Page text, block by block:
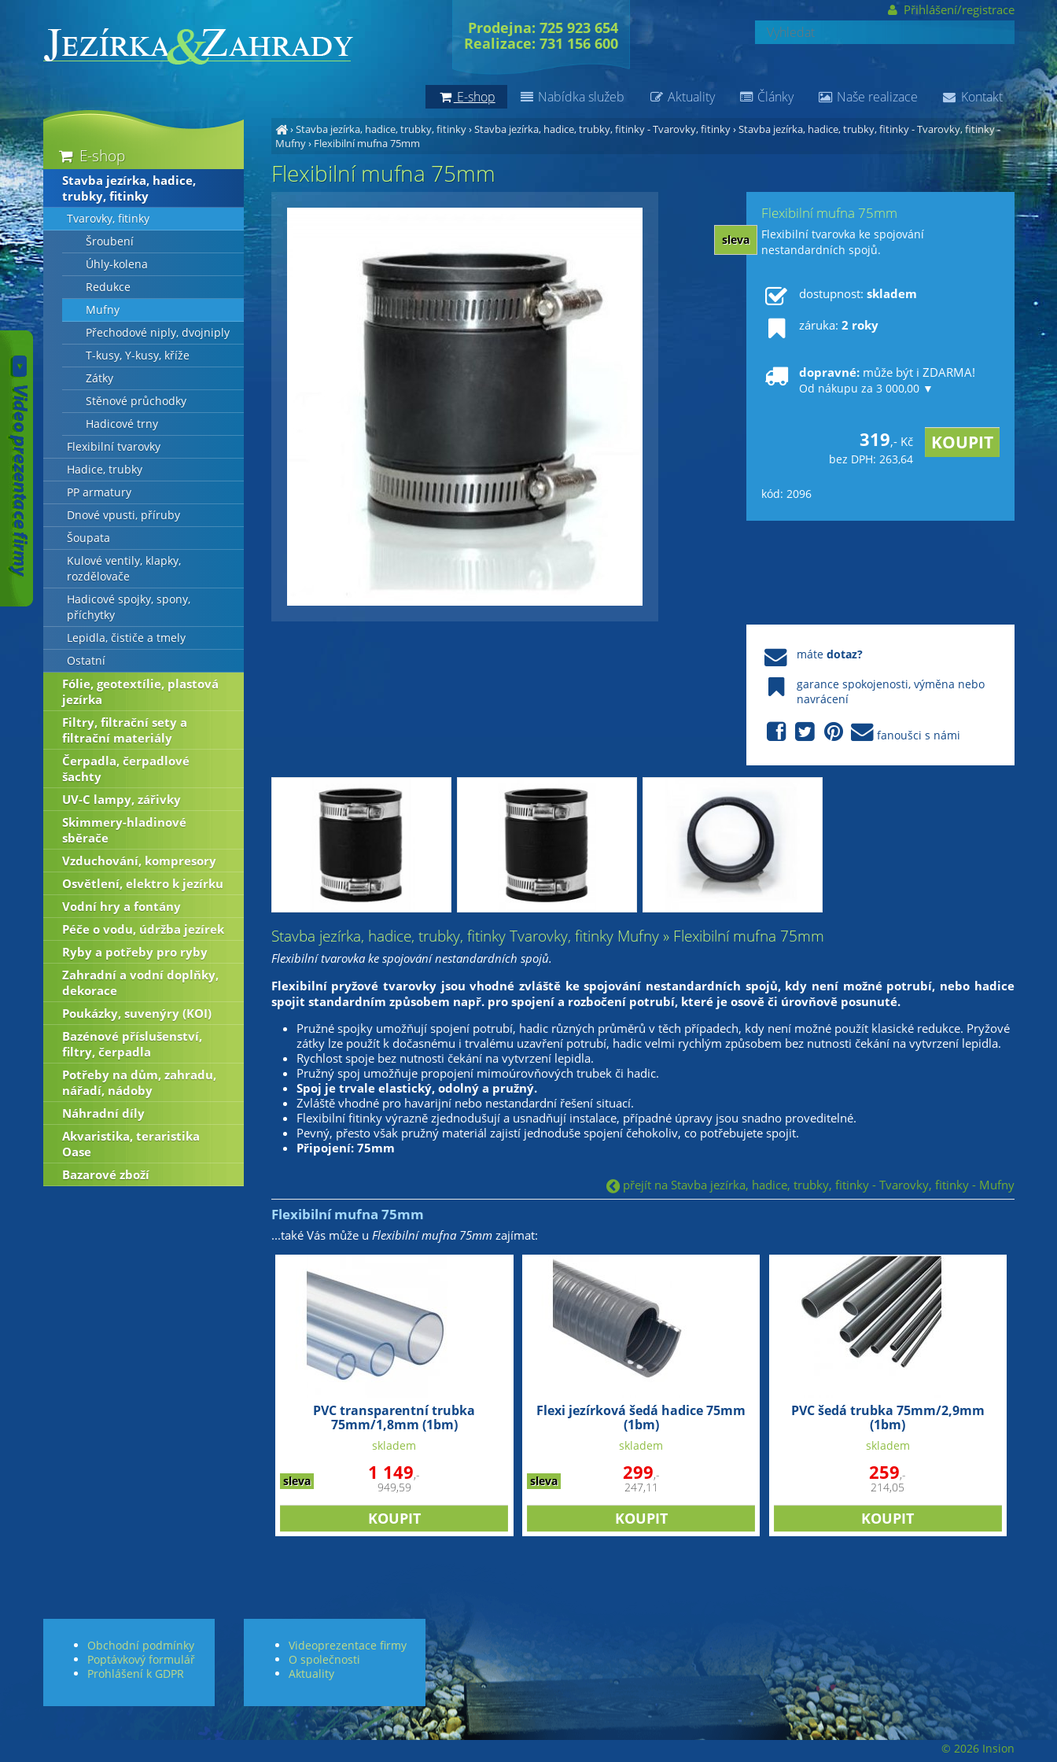
›Stavba jezírka, hadice, trubky, fitinky›Stavba jezírka, hadice, trubky, fitinky - Tvarovky, fitinky›Stavba jezírka, hadice, trubky, fitinky - Tvarovky, fitinky -
Mufny› Flexibilní mufna 75mm
Flexibilní mufna 75mm
Flexibilní mufna 75mm
Flexibilní tvarovka ke spojování
nestandardních spojů.
sleva
dostupnost: skladem
záruka: 2 roky
dopravné: může být i ZDARMA!
Od nákupu za 3 000,00 ▼
319,- Kč
bez DPH: 263,64
kód: 2096
mátedotaz?
garance spokojenosti, výměna nebo
navrácení
fanoušci s námi
Stavba jezírka, hadice, trubky, fitinky Tvarovky, fitinky Mufny » Flexibilní mufna 75mm
Flexibilní tvarovka ke spojování nestandardních spojů.
Flexibilní pryžové tvarovky jsou vhodné zvláště ke spojování nestandardních spojů, kdy není možné potrubí, nebo hadice
spojit standardním způsobem např. pro spojení a rozbočení potrubí, které je osově či úrovňově posunuté.
Pružné spojky umožňují spojení potrubí, hadic různých průměrů v těch případech, kdy není možné použít klasické redukce. Pryžové
zátky lze použít k dočasnému i trvalému uzavření potrubí, hadic velmi rychlým způsobem bez nutnosti čekání na vytvrzení lepidla.
Rychlost spoje bez nutnosti čekání na vytvrzení lepidla.
Pružný spoj umožňuje propojení mimoúrovňových trubek či hadic.
Spoj je trvale elastický, odolný a pružný.
Zvláště vhodné pro havarijní nebo nestandardní řešení situací.
Flexibilní fitinky výrazně zjednodušují a usnadňují instalace, případné úpravy jsou snadno proveditelné.
Pevný, přesto však pružný materiál zajistí jednoduše spojení čehokoliv, co potřebujete spojit.
Připojení: 75mm
přejít na Stavba jezírka, hadice, trubky, fitinky - Tvarovky, fitinky - Mufny
Flexibilní mufna 75mm
...také Vás může u Flexibilní mufna 75mmzajímat:
PVC transparentní trubka
75mm/1,8mm (1bm)
sleva
skladem
1 149,-
949,59
Flexi jezírková šedá hadice 75mm
(1bm)
sleva
skladem
299,-
247,11
PVC šedá trubka 75mm/2,9mm
(1bm)
skladem
259,-
214,05
E-shop
Stavba jezírka, hadice,
trubky, fitinky
Tvarovky, fitinky
Šroubení
Úhly-kolena
Redukce
Mufny
Přechodové niply, dvojniply
T-kusy, Y-kusy, kříže
Zátky
Stěnové průchodky
Hadicové trny
Flexibilní tvarovky
Hadice, trubky
PP armatury
Dnové vpusti, příruby
Šoupata
Kulové ventily, klapky,
rozdělovače
Hadicové spojky, spony,
příchytky
Lepidla, čističe a tmely
Ostatní
Fólie, geotextílie, plastová
jezírka
Filtry, filtrační sety a
filtrační materiály
Čerpadla, čerpadlové
šachty
UV-C lampy, zářivky
Skimmery-hladinové
sběrače
Vzduchování, kompresory
Osvětlení, elektro k jezírku
Vodní hry a fontány
Péče o vodu, údržba jezírek
Ryby a potřeby pro ryby
Zahradní a vodní doplňky,
dekorace
Poukázky, suvenýry (KOI)
Bazénové příslušenství,
filtry, čerpadla
Potřeby na dům, zahradu,
nářadí, nádoby
Náhradní díly
Akvaristika, teraristika
Oase
Bazarové zboží
E-shop Nabídka služeb Aktuality Články Naše realizace Kontakt
Prodejna: 725 923 654
Realizace: 731 156 600
Přihlášení/registrace
Obchodní podmínky
Poptávkový formulář
Prohlášení k GDPR
Videoprezentace firmy
O společnosti
Aktuality
© 2026 Insion